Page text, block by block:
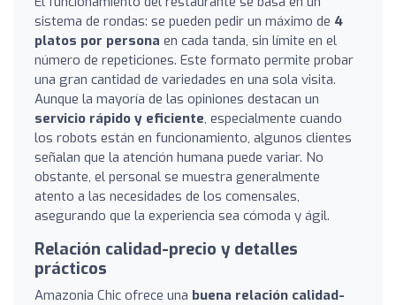
sistema de rondas: se pueden pedir un máximo de 4
platos por persona en cada tanda, sin límite en el
número de repeticiones. Este formato permite probar
una gran cantidad de variedades en una sola visita.
Aunque la mayoría de las opiniones destacan un
servicio rápido y eficiente, especialmente cuando
los robots están en funcionamiento, algunos clientes
señalan que la atención humana puede variar. No
obstante, el personal se muestra generalmente
atento a las necesidades de los comensales,
asegurando que la experiencia sea cómoda y ágil.
Relación calidad-precio y detalles
prácticos
Amazonia Chic ofrece una buena relación calidad-